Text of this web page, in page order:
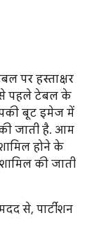
पर हस्ताक्षर
पहले टेबल के
बूट इमेज में
जाती है. आम
होने के
की जाती
से, पार्टीशन